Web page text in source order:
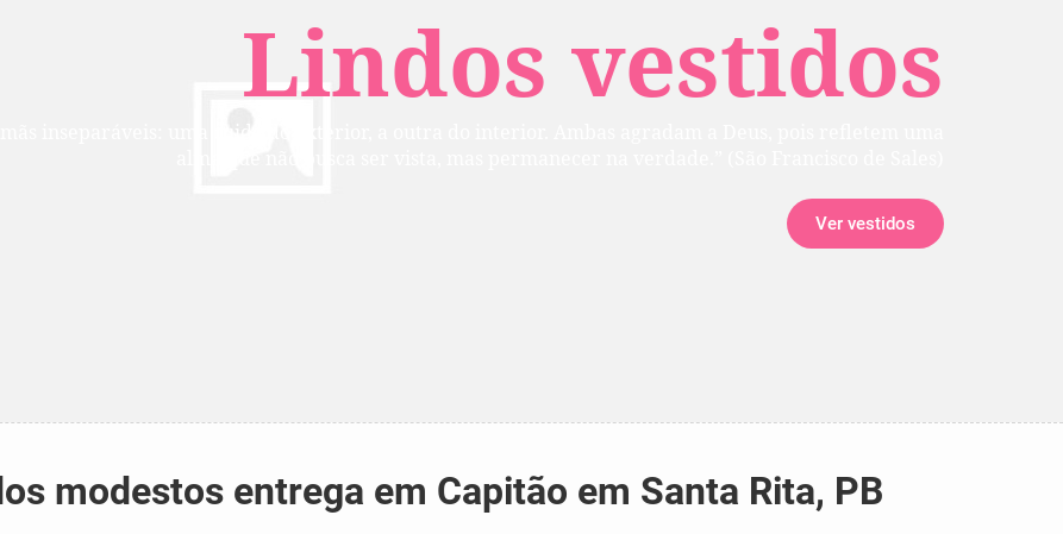
Lindos vestidos
Ver vestidos
modestos entrega em Capitão em Santa Rita, PB